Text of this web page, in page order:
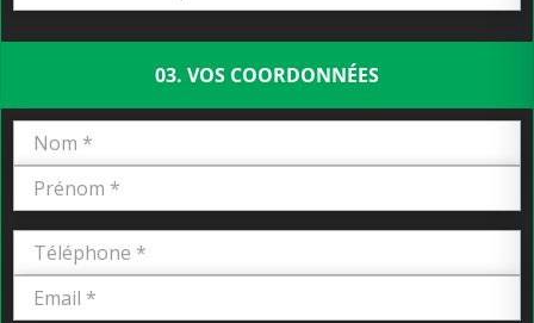
03. VOS COORDONNÉES